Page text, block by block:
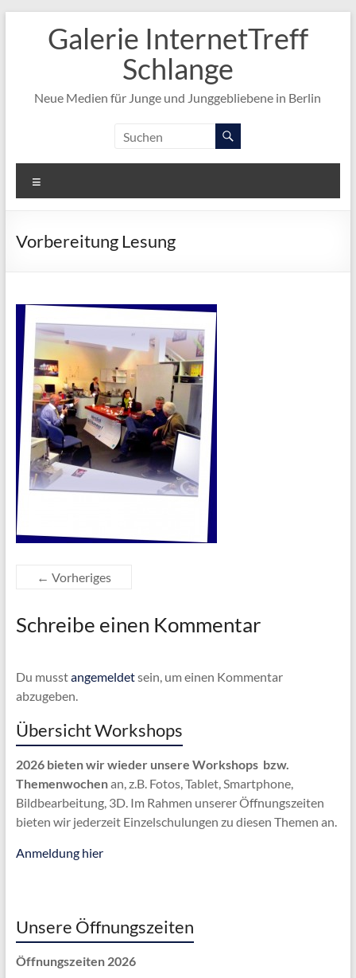
springenGalerie InternetTreff
Schlange
Neue Medien für Junge und Junggebliebene in Berlin
Vorbereitung Lesung
← Vorheriges
Schreibe einen Kommentar
Du musstangemeldetsein, um einen Kommentar
abzugeben.
Übersicht Workshops
2026 bieten wir wieder unsere Workshops bzw.
Themenwochenan, z.B. Fotos, Tablet, Smartphone,
Bildbearbeitung, 3D. Im Rahmen unserer Öffnungszeiten
bieten wir jederzeit Einzelschulungen zu diesen Themen an.
Anmeldung hier
Unsere Öffnungszeiten
Öffnungszeiten 2026